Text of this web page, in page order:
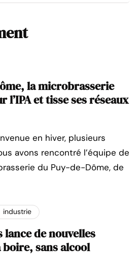
la microbrasserie
l’IPA et tisse ses réseaux
en hiver, plusieurs
avons rencontré l’équipe de
du Puy-de-Dôme, de
industrie
de nouvelles
sans alcool